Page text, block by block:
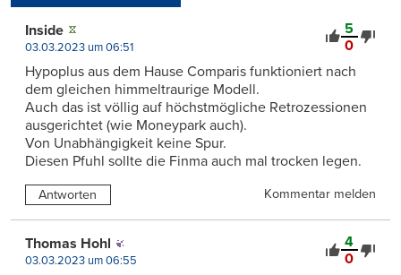
5
0
Inside
03.03.2023 um 06:51
Hypoplus aus dem Hause Comparis funktioniert nach
dem gleichen himmeltraurige Modell.
Auch das ist völlig auf höchstmögliche Retrozessionen
ausgerichtet (wie Moneypark auch).
Von Unabhängigkeit keine Spur.
Diesen Pfuhl sollte die Finma auch mal trocken legen.
Antworten Kommentar melden
4
0
Thomas Hohl
03.03.2023 um 06:55